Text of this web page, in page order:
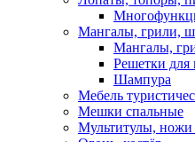
Мангалы, грили,
Мангалы,
Решетки для
Шампура
Мебель
Мешки спальные
Мультитулы,